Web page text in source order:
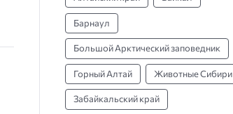
Барнаул
Большой Арктический заповедник
Горный Алтай Животные Сибири
Забайкальский край